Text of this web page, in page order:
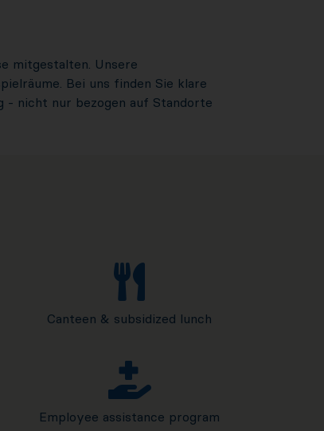
mitgestalten. Unsere
Bei uns finden Sie klare
- nicht nur bezogen auf Standorte
Canteen & subsidized lunch
Employee assistance program